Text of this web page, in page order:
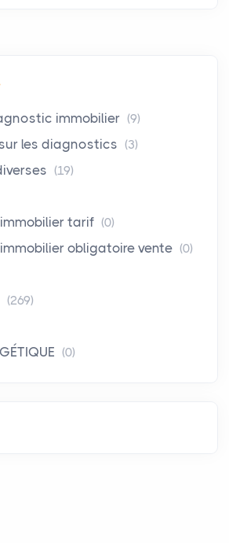
immobilier (9)
les diagnostics (3)
(19)
tarif (0)
obligatoire vente (0)
(269)
(0)